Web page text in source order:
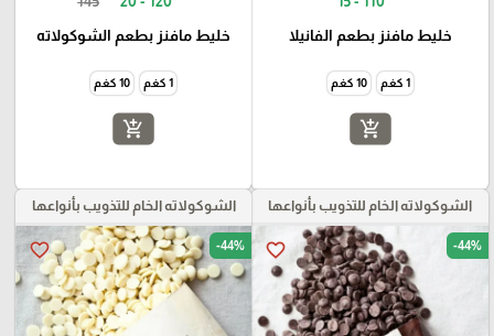
خليط مافنز بطعم الفانيلا
1 كغم 10 كغم
add_shopping_cart
خليط مافنز بطعم الشوكولاته
1 كغم 10 كغم
add_shopping_cart
الشوكولاته الخام للتذويب بأنواعها
favorite_border -44%
الشوكولاته الخام للتذويب بأنواعها
favorite_border -44%